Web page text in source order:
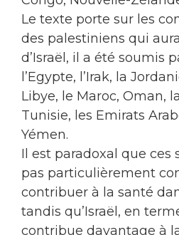
Le texte porte sur les
des palestiniens qui
d’Israël, il a été soumis
l’Egypte, l’Irak, la
Libye, le Maroc, Oman,
Tunisie, les Emirats
Yémen.
Il est paradoxal que ces
pas particulièrement
contribuer à la santé
tandis qu’Israël, en
contribue davantage à